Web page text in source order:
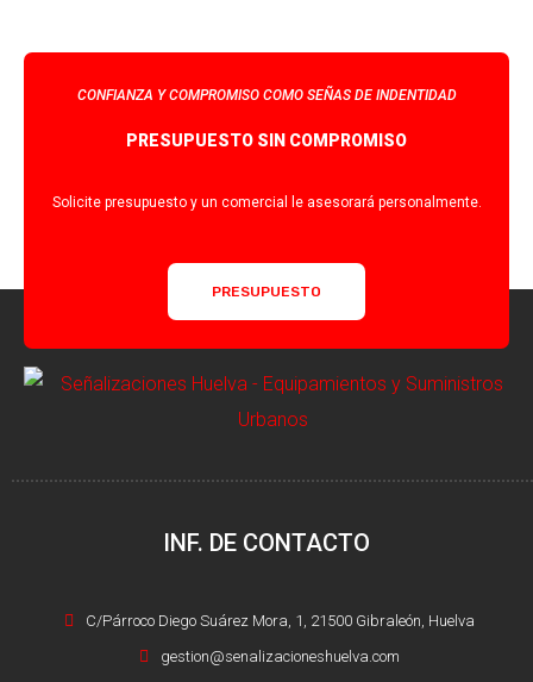
CONFIANZA Y COMPROMISO COMO SEÑAS DE INDENTIDAD
PRESUPUESTO SIN COMPROMISO
Solicite presupuesto y un comercial le asesorará personalmente.
PRESUPUESTO
INF. DE CONTACTO
C/Párroco Diego Suárez Mora, 1, 21500 Gibraleón, Huelva
gestion@senalizacioneshuelva.com